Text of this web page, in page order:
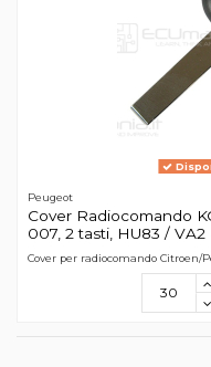
Peugeot
Cover Radiocomando
007, 2 tasti, HU83 / VA2
Cover per radiocomando Citroen/